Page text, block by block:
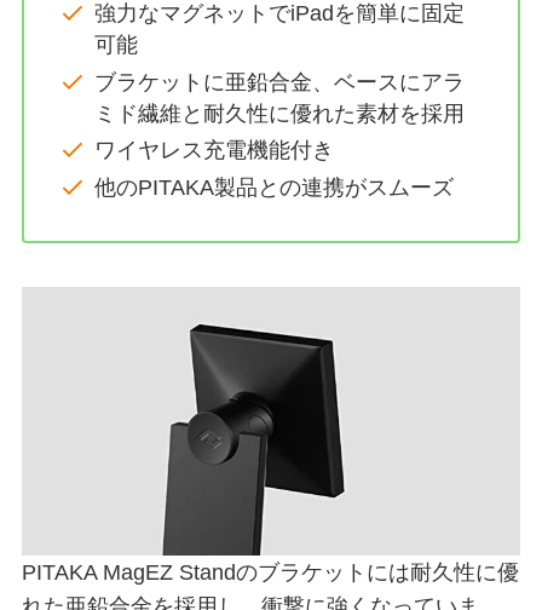
強力なマグネットでiPadを簡単に固定
可能
ブラケットに亜鉛合金、ベースにアラ
ミド繊維と耐久性に優れた素材を採用
ワイヤレス充電機能付き
他のPITAKA製品との連携がスムーズ
PITAKA MagEZ Standのブラケットには耐久性に優